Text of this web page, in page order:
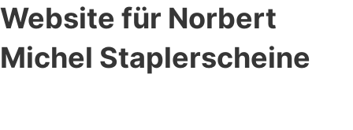
Website für Norbert
Michel Staplerscheine